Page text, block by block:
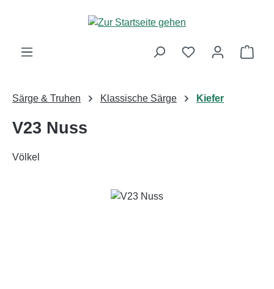
Zum Hauptinhalt springen
Särge & Truhen Klassische Särge Kiefer
V23 Nuss
Völkel
Bildergalerie überspringen